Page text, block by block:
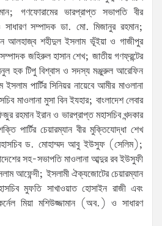
গণফোরামের ভারপ্রাপ্ত সভাপতি বীর
সম্পাদক ডা. মো. মিজানুর রহমান;
আলহাজ্ব শহীদুল ইসলাম ভূঁইয়া ও গাজীপুর
সম্পাদক জহিরুল হাসান শেখ; জাতীয় গণফ্রন্টের
হক টিপু বিশ্বাস ও সদস্য মঞ্জুরুল আরেফিন
পার্টির সিনিয়র নায়েবে আমীর মাওলানা
মাওলানা মুসা বিন ইযহার; বাংলাদেশ লেবার
রহমান ইরান ও ভারপ্রাপ্ত মহাসচিব খন্দকার
পার্টির চেয়ারম্যান বীর মুক্তিযোদ্ধা শেখ
ড. মোহাম্মদ আবু ইউসুফ (সেলিম);
সহ-সভাপতি মাওলানা আব্দুর রব ইউসুফী
আফেন্দী; ইসলামী ঐক্যজোটের চেয়ারম্যান
মুফতি সাখাওয়াত হোসাইন রাজী এবং
মিয়া মশিউজ্জামান (অব.) ও সাধারণ